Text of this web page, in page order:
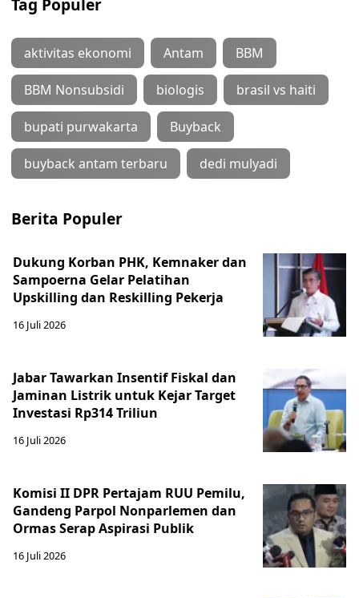
Tag Populer
aktivitas ekonomi Antam BBM
BBM Nonsubsidi biologis brasil vs haiti
bupati purwakarta Buyback
buyback antam terbaru dedi mulyadi
Berita Populer
Dukung Korban PHK, Kemnaker dan
Sampoerna Gelar Pelatihan
Upskilling dan Reskilling Pekerja
16 Juli 2026
Jabar Tawarkan Insentif Fiskal dan
Jaminan Listrik untuk Kejar Target
Investasi Rp314 Triliun
16 Juli 2026
Komisi II DPR Pertajam RUU Pemilu,
Gandeng Parpol Nonparlemen dan
Ormas Serap Aspirasi Publik
16 Juli 2026